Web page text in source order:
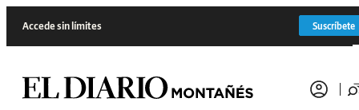
Accede sin límites Suscríbete